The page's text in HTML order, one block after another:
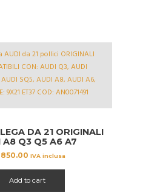
DA 21 ORIGINALI
A8 Q3 Q5 A6 A7
AN0071491
IVA inclusa
Add to cart